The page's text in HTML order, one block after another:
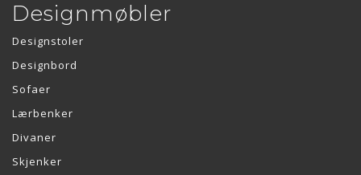
Designmøbler
Designstoler
Designbord
Sofaer
Lærbenker
Divaner
Skjenker